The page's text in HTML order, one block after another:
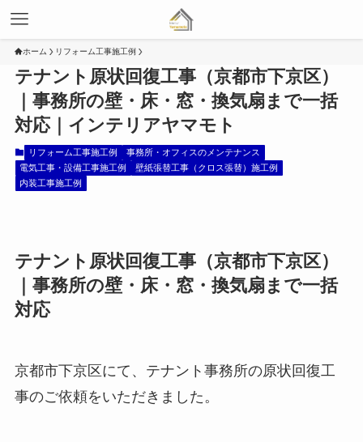
ホーム リフォーム工事施工例
テナント原状回復工事（京都市下京区）
｜事務所の壁・床・窓・換気扇まで一括
対応｜インテリアヤマモト
リフォーム工事施工例
事務所・オフィスのメンテナンス
電気工事・設備工事施工例
壁紙張替工事（クロス張替）施工例
内装工事施工例
テナント原状回復工事（京都市下京区）
｜事務所の壁・床・窓・換気扇まで一括
対応
京都市下京区にて、テナント事務所の原状回復工
事のご依頼をいただきました。